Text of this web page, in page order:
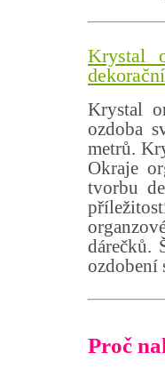
Krystal
Krystal
ozdoba
metrů.
Okraje
tvorbu
dárečků.
ozdobení
Proč